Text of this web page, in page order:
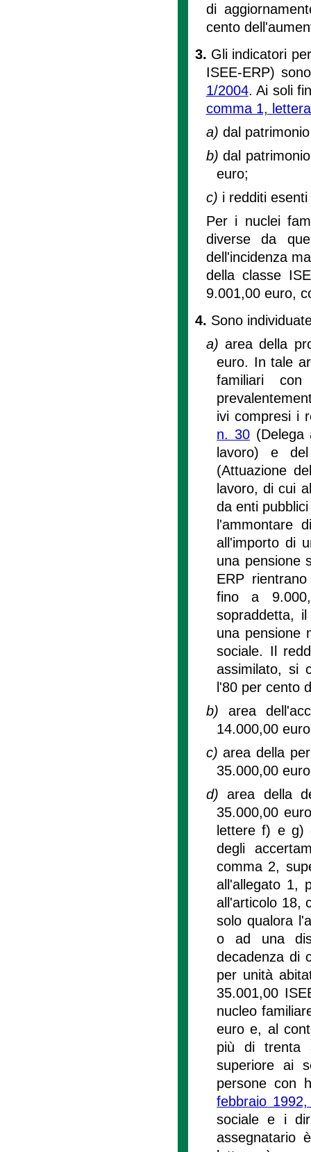
di
cento
3. Gli indicatori
ISEE-ERP)
1/2004. Ai soli
comma 1,
a) dal
b)dal
euro;
c) i redditi
Per i nuclei
diverse da
dell'incidenza
della classe
9.001,00 euro,
4. Sono
a) area della
euro. In tale
familiari con
ivi compresi i
n. 30(Delega
lavoro) e
(Attuazione
lavoro, di cui
da enti
l'ammontare
all'importo di
una pensione
ERP
fino a
sopraddetta,
una pensione
sociale. Il
assimilato, si
l'80 per cento
b) area
14.000,00
c)area della
35.000,00
d)area della
35.000,00
lettere f) e
degli
comma 2,
all'allegato 1,
all'articolo 18,
solo qualora
o ad una
decadenza di
per unità
35.001,00
nucleo
euro e, al
più di trenta
superiore ai
persone con
febbraio
sociale e i
assegnatario